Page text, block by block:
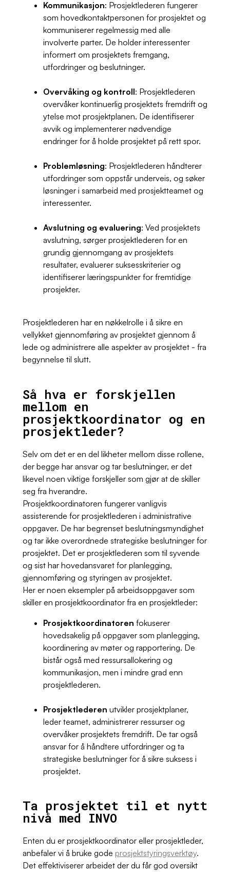
Kommunikasjon: Prosjektlederen fungerer
som hovedkontaktpersonen for prosjektet og
kommuniserer regelmessig med alle
involverte parter. De holder interessenter
informert om prosjektets fremgang,
utfordringer og beslutninger.
Overvåking og kontroll: Prosjektlederen
overvåker kontinuerlig prosjektets fremdrift og
ytelse mot prosjektplanen. De identifiserer
avvik og implementerer nødvendige
endringer for å holde prosjektet på rett spor.
Problemløsning: Prosjektlederen håndterer
utfordringer som oppstår underveis, og søker
løsninger i samarbeid med prosjektteamet og
interessenter.
Avslutning og evaluering: Ved prosjektets
avslutning, sørger prosjektlederen for en
grundig gjennomgang av prosjektets
resultater, evaluerer suksesskriterier og
identifiserer læringspunkter for fremtidige
prosjekter.
Prosjektlederen har en nøkkelrolle i å sikre en
vellykket gjennomføring av prosjektet gjennom å
lede og administrere alle aspekter av prosjektet - fra
begynnelse til slutt.
Så hva er forskjellen
mellom en
prosjektkoordinator og en
prosjektleder?
Selv om det er en del likheter mellom disse rollene,
der begge har ansvar og tar beslutninger, er det
likevel noen viktige forskjeller som gjør at de skiller
seg fra hverandre.
Prosjektkoordinatoren fungerer vanligvis
assisterende for prosjektlederen i administrative
oppgaver. De har begrenset beslutningsmyndighet
og tar ikke overordnede strategiske beslutninger for
prosjektet. Det er prosjektlederen som til syvende
og sist har hovedansvaret for planlegging,
gjennomføring og styringen av prosjektet.
Her er noen eksempler på arbeidsoppgaver som
skiller en prosjektkoordinator fra en prosjektleder:
Prosjektkoordinatoren fokuserer
hovedsakelig på oppgaver som planlegging,
koordinering av møter og rapportering. De
bistår også med ressursallokering og
kommunikasjon, men i mindre grad enn
prosjektlederen.
Prosjektlederen utvikler prosjektplaner,
leder teamet, administrerer ressurser og
overvåker prosjektets fremdrift. De tar også
ansvar for å håndtere utfordringer og ta
strategiske beslutninger for å sikre suksess i
prosjektet.
Ta prosjektet til et nytt
nivå med INVO
Enten du er prosjektkoordinator eller prosjektleder,
anbefaler vi å bruke gode prosjektstyringsverktøy.
Det effektiviserer arbeidet der du får god oversikt